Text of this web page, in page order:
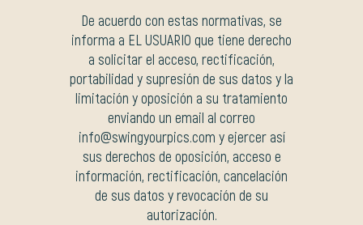
De acuerdo con estas normativas, se
informa a EL USUARIO que tiene derecho
a solicitar el acceso, rectificación,
portabilidad y supresión de sus datos y la
limitación y oposición a su tratamiento
enviando un email al correo
info@swingyourpics.com y ejercer así
sus derechos de oposición, acceso e
información, rectificación, cancelación
de sus datos y revocación de su
autorización.